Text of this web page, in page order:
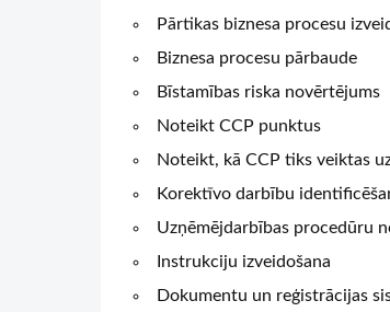
Pārtikas biznesa procesu
Biznesa procesu pārbaude
Bīstamības riska novērtējums
Noteikt CCP punktus
Noteikt, kā CCP tiks veiktas
Korektīvo darbību
Uzņēmējdarbības procedūru
Instrukciju izveidošana
Dokumentu un reģistrācijas